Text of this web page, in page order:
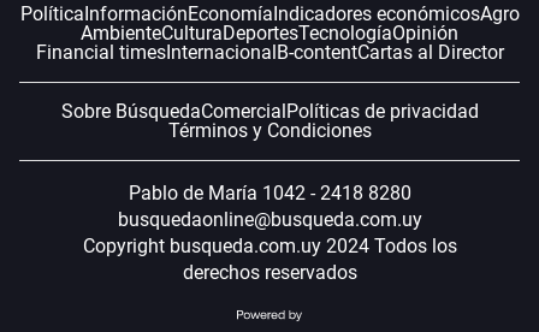
PolíticaInformaciónEconomíaIndicadores económicosAgro
AmbienteCulturaDeportesTecnologíaOpinión
Financial timesInternacionalB-contentCartas al Director
Sobre BúsquedaComercialPolíticas de privacidad
Términos y Condiciones
Pablo de María 1042 - 2418 8280
busquedaonline@busqueda.com.uy
Copyright busqueda.com.uy 2024 Todos los
derechos reservados